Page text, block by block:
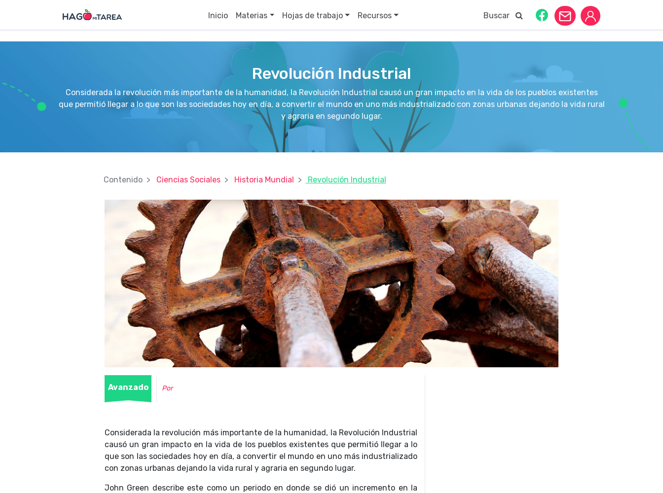
Inicio Materias Hojas de trabajo Recursos Buscar
Revolución Industrial
Considerada la revolución más importante de la humanidad, la Revolución Industrial causó un gran impacto en la vida de los pueblos existentes
que permitió llegar a lo que son las sociedades hoy en día, a convertir el mundo en uno más industrializado con zonas urbanas dejando la vida rural
y agraria en segundo lugar.
Contenido Ciencias Sociales Historia Mundial Revolución Industrial
Avanzado Por
Considerada la revolución más importante de la humanidad, la Revolución Industrial
causó un gran impacto en la vida de los pueblos existentes que permitió llegar a lo
que son las sociedades hoy en día, a convertir el mundo en uno más industrializado
con zonas urbanas dejando la vida rural y agraria en segundo lugar.
John Green describe este como un periodo en donde se dió un incremento en la